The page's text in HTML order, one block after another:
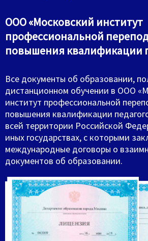
ООО «Московский институт
профессиональной
повышения квалификации
Все документы об образовании,
дистанционном обучении в ООО
институт профессиональной
повышения квалификации
всей территории Российской
иных государствах, с которыми
международные договоры о
документов об образовании.